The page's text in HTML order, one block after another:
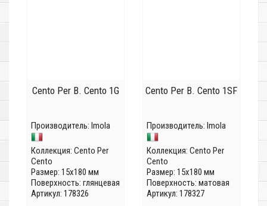
Cento Per B. Cento 1G
Производитель: Imola
Коллекция: Cento Per
Cento
Размер: 15x180 мм
Поверхность: глянцевая
Артикул: 178326
Cento Per B. Cento 1SF
Производитель: Imola
Коллекция: Cento Per
Cento
Размер: 15x180 мм
Поверхность: матовая
Артикул: 178327